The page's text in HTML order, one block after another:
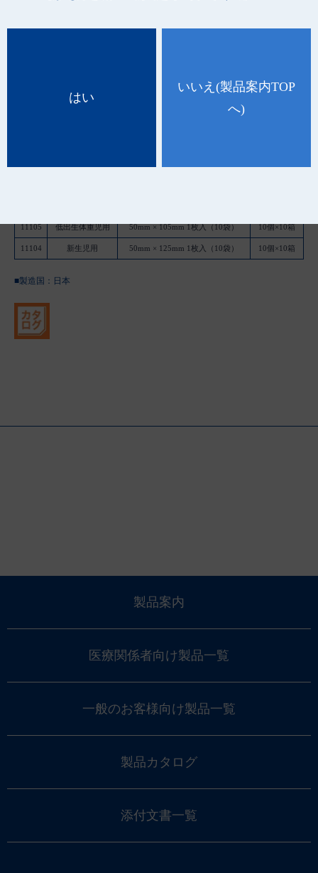
はい
いいえ(製品案内TOP
へ)
11105 低出生体重児用 50mm × 105mm 1枚入（10袋） 10個×10箱
11104 新生児用 50mm × 125mm 1枚入（10袋） 10個×10箱
■製造国： 日本
製品案内
医療関係者向け製品一覧
一般のお客様向け製品一覧
製品カタログ
添付文書一覧